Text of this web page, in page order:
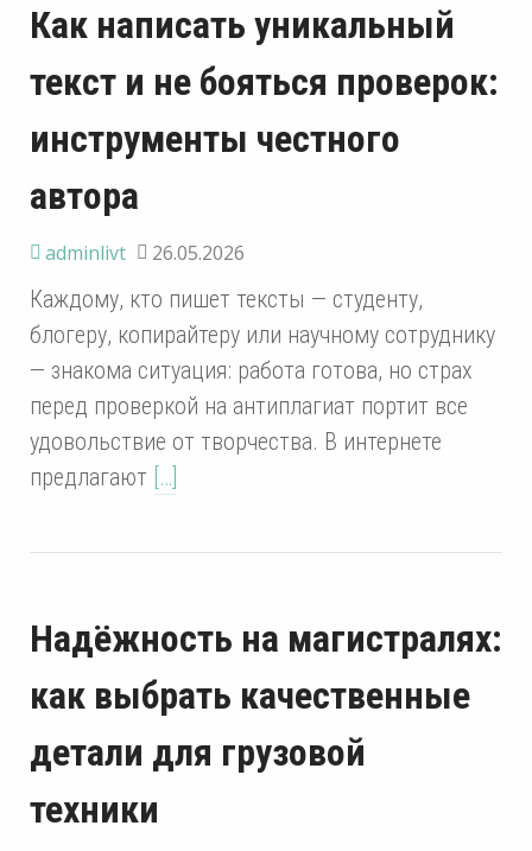
Как написать уникальный
текст и не бояться проверок:
инструменты честного
автора
adminlivt 26.05.2026
Каждому, кто пишет тексты — студенту,
блогеру, копирайтеру или научному сотруднику
— знакома ситуация: работа готова, но страх
перед проверкой на антиплагиат портит все
удовольствие от творчества. В интернете
предлагают […]
Надёжность на магистралях:
как выбрать качественные
детали для грузовой
техники